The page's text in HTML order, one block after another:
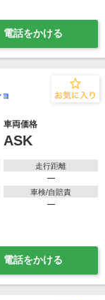
電話をかける
車両価格
ASK
走行距離
―
車検/自賠責
―
電話をかける